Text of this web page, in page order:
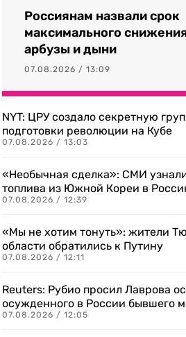
Россиянам назвали срок
максимального
арбузы и дыни
07.08.2026 / 13:09
NYT: ЦРУ создало секретную
подготовки революции на Кубе
07.08.2026 / 13:03
«Необычная сделка»: СМИ
топлива из Южной Кореи в
07.08.2026 / 12:39
«Мы не хотим тонуть»: жители
области обратились к Путину
07.08.2026 / 12:11
Reuters: Рубио просил Лаврова
осужденного в России бывшего
07.08.2026 / 12:05